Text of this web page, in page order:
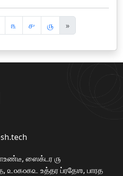
௩ ௪ ௫ »अ
ग
ला
ஸைக்டர ௫
௨௦௧௦௧௨ உத்தர ப்ரதேஶ, பாரத